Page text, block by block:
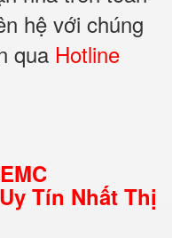
hệ với chúng
qua Hotline
Tín Nhất Thị